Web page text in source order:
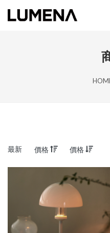
最新 價格 價格